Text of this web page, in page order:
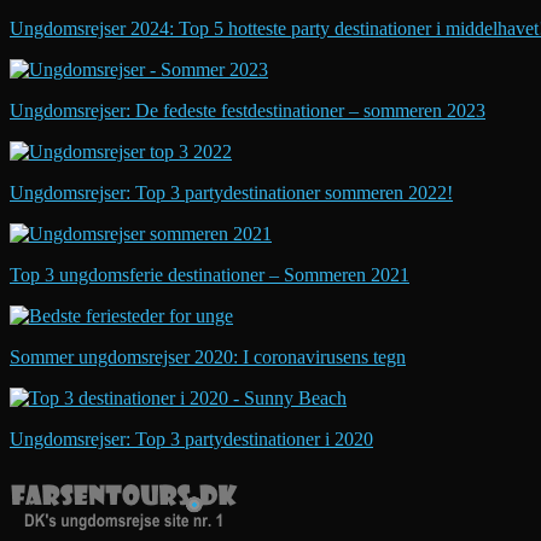
Ungdomsrejser 2024: Top 5 hotteste party destinationer i
Ungdomsrejser: De fedeste festdestinationer – sommeren 2023
Ungdomsrejser: Top 3 partydestinationer sommeren 2022!
Top 3 ungdomsferie destinationer – Sommeren 2021
Sommer ungdomsrejser 2020: I coronavirusens tegn
Ungdomsrejser: Top 3 partydestinationer i 2020